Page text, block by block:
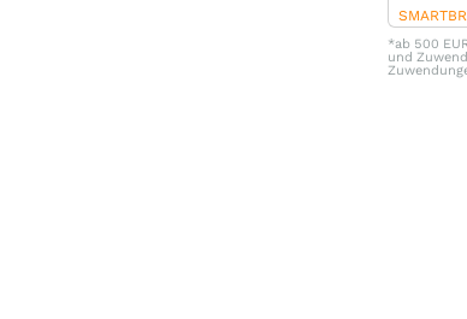
*ab 500
und